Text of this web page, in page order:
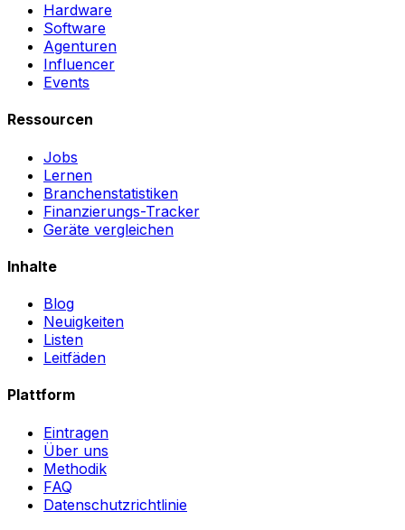
Hardware
Software
Agenturen
Influencer
Events
Ressourcen
Jobs
Lernen
Branchenstatistiken
Finanzierungs-Tracker
Geräte vergleichen
Inhalte
Blog
Neuigkeiten
Listen
Leitfäden
Plattform
Eintragen
Über uns
Methodik
FAQ
Datenschutzrichtlinie